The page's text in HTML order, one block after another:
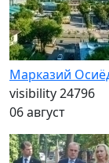
Марказий
visibility24796
06 август